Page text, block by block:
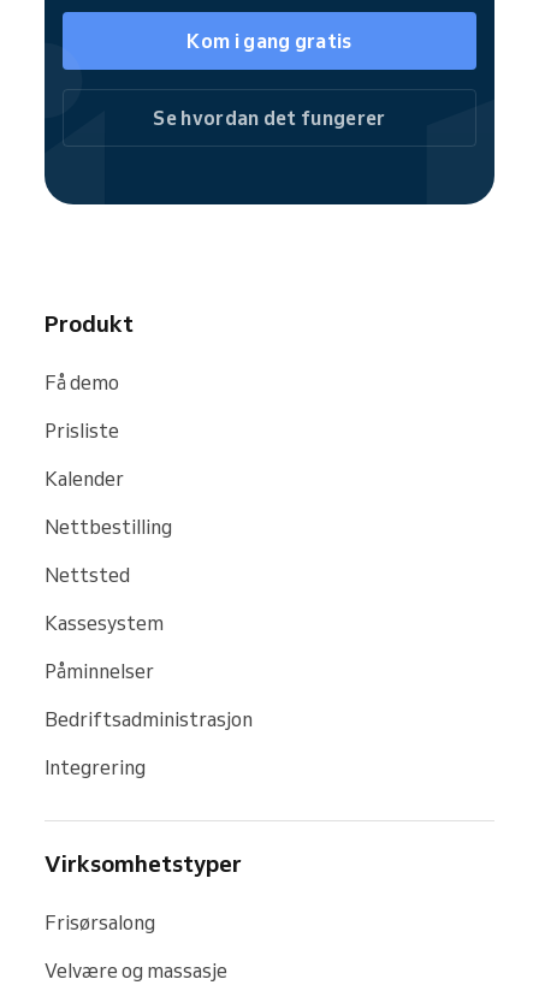
komplette bookingside eller foreta
individuelle bookinger.
Som en del av Reservio-fellesskapet blir
treningsvirksomheten din også lettere
funnet på søkemotorer somGoogle,Bingog
Kom i gang gratis
Se hvordan det fungerer
Produkt
Få demo
Prisliste
Kalender
Nettbestilling
Nettsted
Kassesystem
Påminnelser
Bedriftsadministrasjon
Integrering
Virksomhetstyper
Frisørsalong
Velvære og massasje